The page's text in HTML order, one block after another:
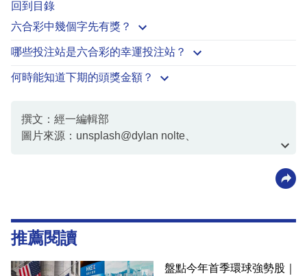
回到目錄
六合彩中幾個字先有獎？
哪些投注站是六合彩的幸運投注站？
何時能知道下期的頭獎金額？
撰文：經一編輯部
圖片來源：unsplash@dylan nolte、
YouTube@MARK
推薦閱讀
盤點今年首季環球強勢股｜